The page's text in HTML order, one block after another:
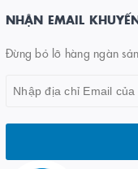
NHẬN EMAIL
Đừng bỏ lỡ hàng ngàn